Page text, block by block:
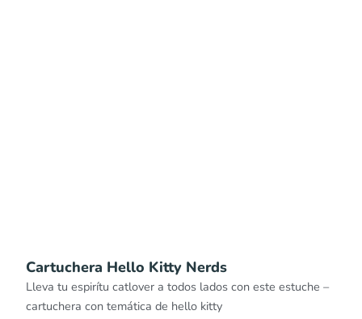
Cartuchera Hello Kitty Nerds
Lleva tu espirítu catlover a todos lados con este estuche –
cartuchera con temática de hello kitty